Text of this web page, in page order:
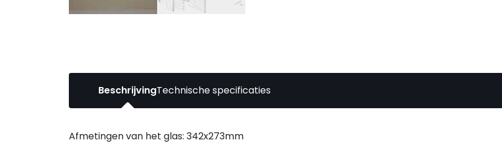
BeschrijvingTechnische specificaties
Afmetingen van het glas: 342x273mm